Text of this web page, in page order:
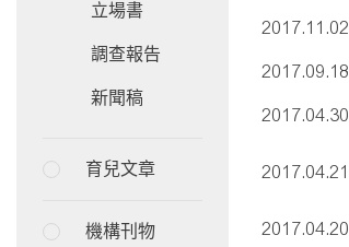
立場書
調查報告
新聞稿
育兒文章
機構刊物
2017.11.02
2017.09.18
2017.04.30
2017.04.21
2017.04.20